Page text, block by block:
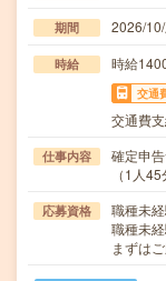
期間 2026/
時給 時給
交通
交通費
仕事内容
確定申
（1人
応募資格
職種未
職種未
まずは